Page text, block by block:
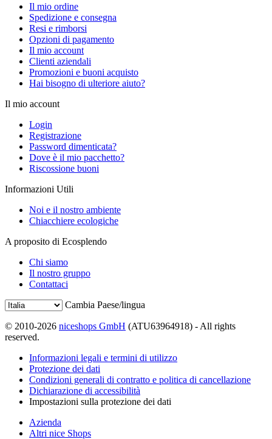
Il mio ordine
Spedizione e consegna
Resi e rimborsi
Opzioni di pagamento
Il mio account
Clienti aziendali
Promozioni e buoni acquisto
Hai bisogno di ulteriore aiuto?
Il mio account
Login
Registrazione
Password dimenticata?
Dove è il mio pacchetto?
Riscossione buoni
Informazioni Utili
Noi e il nostro ambiente
Chiacchiere ecologiche
A proposito di Ecosplendo
Chi siamo
Il nostro gruppo
Contattaci
Cambia Paese/lingua
© 2010-2026 niceshops GmbH (ATU63964918) - All rights
reserved.
Informazioni legali e termini di utilizzo
Protezione dei dati
Condizioni generali di contratto e politica di cancellazione
Dichiarazione di accessibilità
Impostazioni sulla protezione dei dati
Azienda
Altri nice Shops